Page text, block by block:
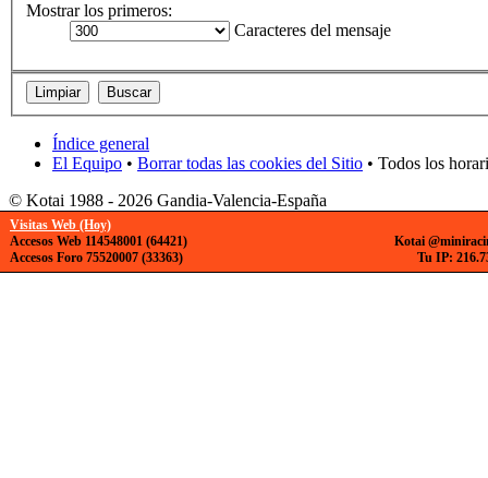
Mostrar los primeros:
Caracteres del mensaje
Índice general
El Equipo • Borrar todas las cookies del Sitio • Todos los
© Kotai 1988 - 2026 Gandia-Valencia-España
Visitas Web (Hoy)
Accesos Web 114548001 (64421)
Accesos Foro 75520007 (33363)
Kotai
Tu IP: